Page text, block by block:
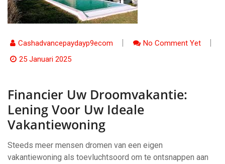
Cashadvancepaydayp9ecom
No Comment Yet
25 Januari 2025
Financier Uw Droomvakantie:
Lening Voor Uw Ideale
Vakantiewoning
Steeds meer mensen dromen van een eigen
vakantiewoning als toevluchtsoord om te ontsnappen aan